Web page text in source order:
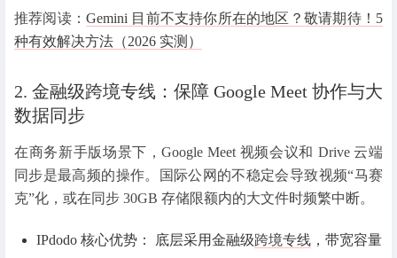
推荐阅读：Gemini 目前不支持你所在的地区？敬请期待！5
种有效解决方法（2026 实测）
2. 金融级跨境专线：保障 Google Meet 协作与大
数据同步
在商务新手版场景下，Google Meet 视频会议和 Drive 云端
同步是最高频的操作。国际公网的不稳定会导致视频“马赛
克”化，或在同步 30GB 存储限额内的大文件时频繁中断。
IPdodo 核心优势： 底层采用金融级跨境专线 ，带宽容量